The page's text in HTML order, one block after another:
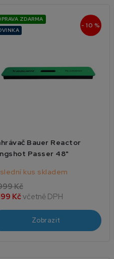
ZDARMA
- 10 %
Bauer Reactor
Passer 48"
kus skladem
Kč
Kčvčetně DPH
Zobrazit